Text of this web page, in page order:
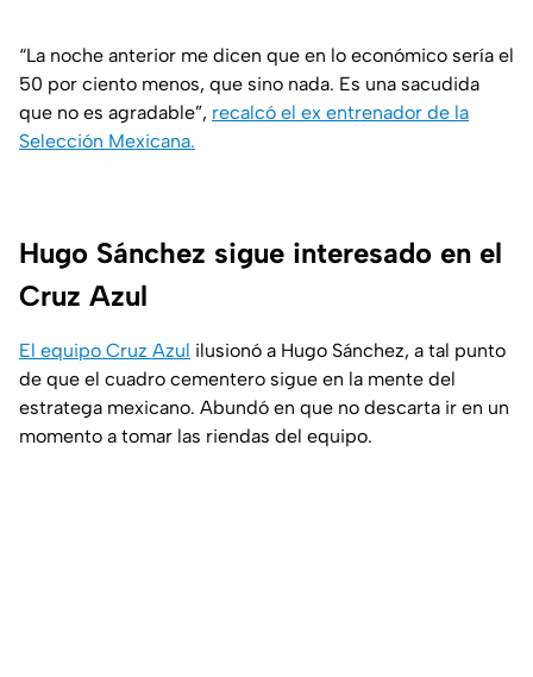
“La noche anterior me dicen que en lo económico sería el
50 por ciento menos, que sino nada. Es una sacudida
que no es agradable”, recalcó el ex entrenador de la
Selección Mexicana.
Hugo Sánchez sigue interesado en el
Cruz Azul
El equipo Cruz Azul ilusionó a Hugo Sánchez, a tal punto
de que el cuadro cementero sigue en la mente del
estratega mexicano. Abundó en que no descarta ir en un
momento a tomar las riendas del equipo.